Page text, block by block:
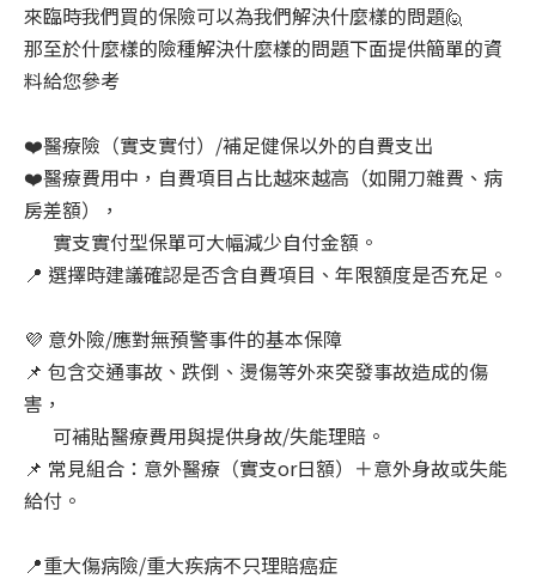
來臨時我們買的保險可以為我們解決什麼樣的問題🙋
那至於什麼樣的險種解決什麼樣的問題下面提供簡單的資
料給您參考
❤️醫療險（實支實付）/補足健保以外的自費支出
❤️醫療費用中，自費項目占比越來越高（如開刀雜費、病
房差額），
實支實付型保單可大幅減少自付金額。
📍 選擇時建議確認是否含自費項目、年限額度是否充足。
💜 意外險/應對無預警事件的基本保障
📌 包含交通事故、跌倒、燙傷等外來突發事故造成的傷
害，
可補貼醫療費用與提供身故/失能理賠。
📌 常見組合：意外醫療（實支or日額）＋意外身故或失能
給付。
📍重大傷病險/重大疾病不只理賠癌症